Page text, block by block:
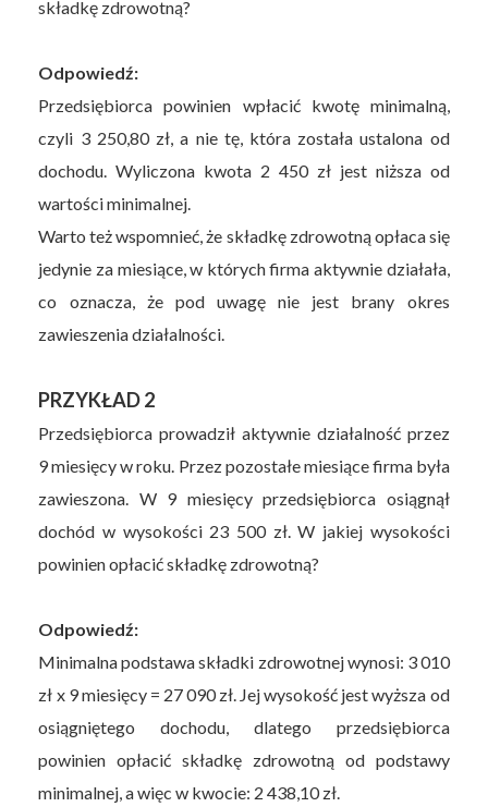
składkę zdrowotną?
Odpowiedź:
Przedsiębiorca powinien wpłacić kwotę minimalną,
czyli 3 250,80 zł, a nie tę, która została ustalona od
dochodu. Wyliczona kwota 2 450 zł jest niższa od
wartości minimalnej.
Warto też wspomnieć, że składkę zdrowotną opłaca się
jedynie za miesiące, w których firma aktywnie działała,
co oznacza, że pod uwagę nie jest brany okres
zawieszenia działalności.
PRZYKŁAD 2
Przedsiębiorca prowadził aktywnie działalność przez
9 miesięcy w roku. Przez pozostałe miesiące firma była
zawieszona. W 9 miesięcy przedsiębiorca osiągnął
dochód w wysokości 23 500 zł. W jakiej wysokości
powinien opłacić składkę zdrowotną?
Odpowiedź:
Minimalna podstawa składki zdrowotnej wynosi: 3 010
zł x 9 miesięcy = 27 090 zł. Jej wysokość jest wyższa od
osiągniętego dochodu, dlatego przedsiębiorca
powinien opłacić składkę zdrowotną od podstawy
minimalnej, a więc w kwocie: 2 438,10 zł.